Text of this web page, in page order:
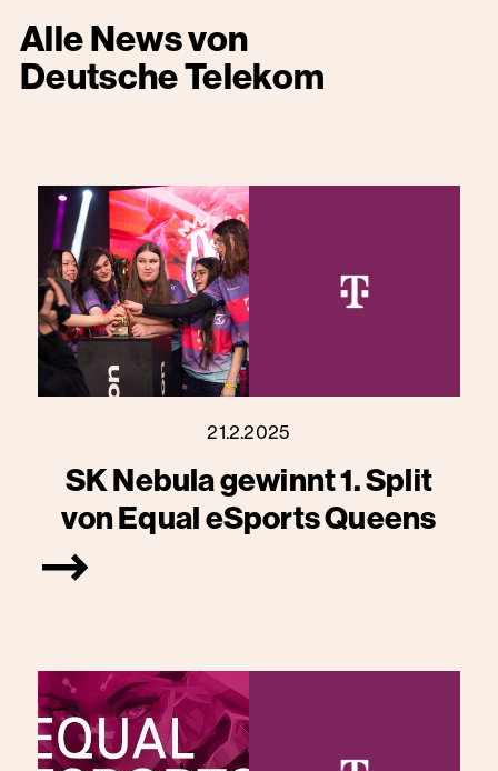
Alle News von
Deutsche Telekom
21.2.2025
SK Nebula gewinnt 1. Split
von Equal eSports Queens